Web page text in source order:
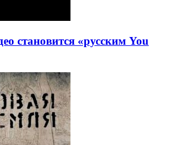
становится «русским You